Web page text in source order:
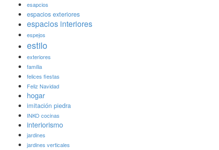
esapcios
espacios exteriores
espacios interiores
espejos
estilo
exteriores
família
felices fiestas
Feliz Navidad
hogar
imitación piedra
INKO cocinas
interiorismo
jardines
jardines verticales